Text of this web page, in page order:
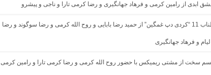
ابدی از رامین کرمی و فرهاد جهانگیری و رضا کرمی تارا و ناجی و پیشرو
دانلود ریمیکس طناب 11 “کردی دپ غمگین” از حمید رضا بابایی و روح الله کرمی و رضا سوگوند و رضا
و فرهاد جهانگیری
سخت از مشتی ریمیکس با حضور روح الله کرمی و رضا کرمی تارا و رامین کرمی